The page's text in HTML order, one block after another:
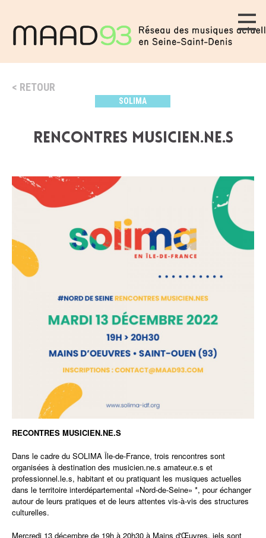
RETOUR
SOLIMA
rencontres musicien.ne.s
RECONTRES MUSICIEN.NE.S
Dans le cadre du SOLIMA Île-de-France, trois rencontres sont
organisées à destination des musicien.ne.s amateur.e.s et
professionnel.le.s, habitant et ou pratiquant les musiques actuelles
dans le territoire interdépartemental «Nord-de-Seine» *, pour échanger
autour de leurs pratiques et de leurs attentes vis-à-vis des structures
culturelles.
Mercredi 13 décembre de 19h à 20h30 à Mains d'Œuvres, iels sont